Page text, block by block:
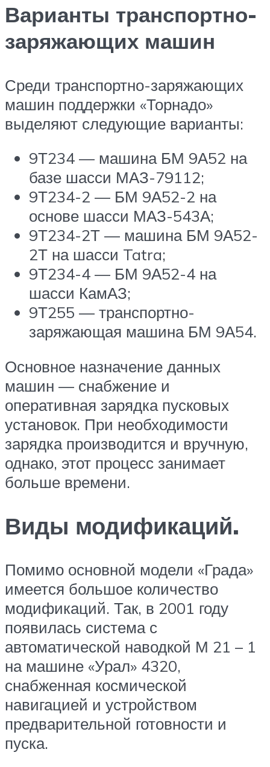
Варианты транспортно-
заряжающих машин
Среди транспортно-заряжающих
машин поддержки «Торнадо»
выделяют следующие варианты:
9Т234 — машина БМ 9А52 на
базе шасси МАЗ-79112;
9Т234-2 — БМ 9А52-2 на
основе шасси МАЗ-543А;
9Т234-2Т — машина БМ 9А52-
2Т на шасси Tatra;
9Т234-4 — БМ 9А52-4 на
шасси КамАЗ;
9Т255 — транспортно-
заряжающая машина БМ 9А54.
Основное назначение данных
машин — снабжение и
оперативная зарядка пусковых
установок. При необходимости
зарядка производится и вручную,
однако, этот процесс занимает
больше времени.
Виды модификаций.
Помимо основной модели «Града»
имеется большое количество
модификаций. Так, в 2001 году
появилась система с
автоматической наводкой М 21 – 1
на машине «Урал» 4320,
снабженная космической
навигацией и устройством
предварительной готовности и
пуска.